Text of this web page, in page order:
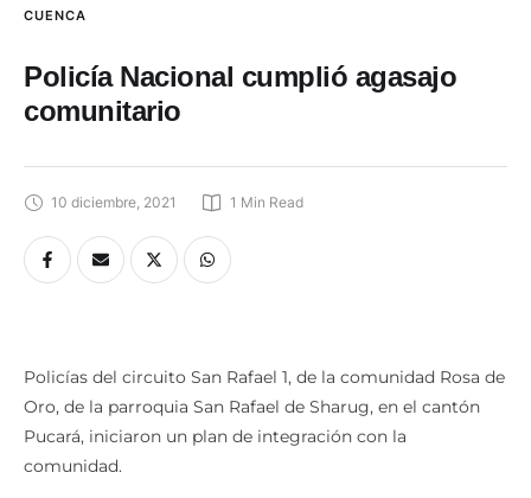
CUENCA
Policía Nacional cumplió agasajo
comunitario
10 diciembre, 2021 1 Min Read
Policías del circuito San Rafael 1, de la comunidad Rosa de
Oro, de la parroquia San Rafael de Sharug, en el cantón
Pucará, iniciaron un plan de integración con la
comunidad.